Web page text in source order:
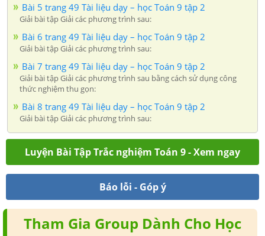
Bài 5 trang 49 Tài liệu dạy – học Toán 9 tập 2
Giải bài tập Giải các phương trình sau:
Bài 6 trang 49 Tài liệu dạy – học Toán 9 tập 2
Giải bài tập Giải các phương trình sau:
Bài 7 trang 49 Tài liệu dạy – học Toán 9 tập 2
Giải bài tập Giải các phương trình sau bằng cách sử dụng công
thức nghiệm thu gọn:
Bài 8 trang 49 Tài liệu dạy – học Toán 9 tập 2
Giải bài tập Giải các phương trình sau:
Luyện Bài Tập Trắc nghiệm Toán 9 - Xem ngay
Báo lỗi - Góp ý
Tham Gia Group Dành Cho Học